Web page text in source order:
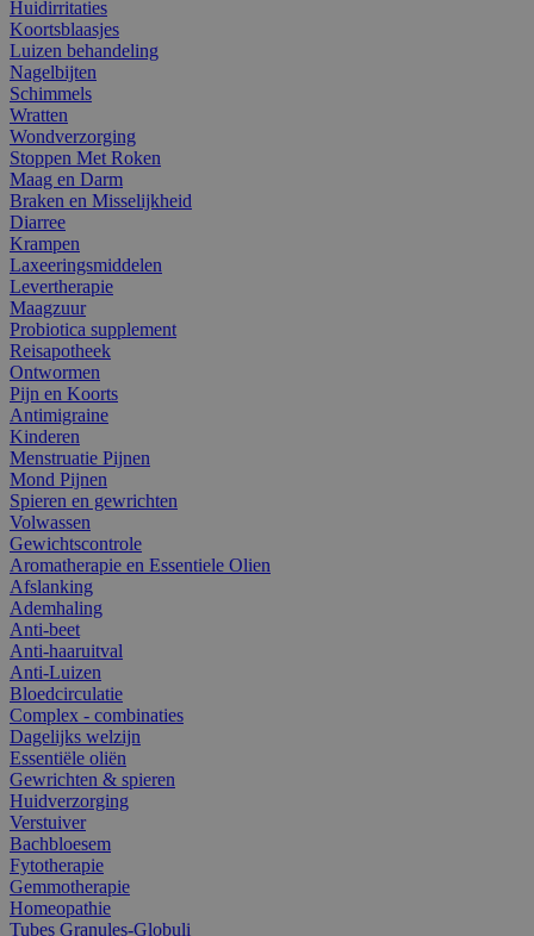
Huidirritaties
Koortsblaasjes
Luizen behandeling
Nagelbijten
Schimmels
Wratten
Wondverzorging
Stoppen Met Roken
Maag en Darm
Braken en Misselijkheid
Diarree
Krampen
Laxeeringsmiddelen
Levertherapie
Maagzuur
Probiotica supplement
Reisapotheek
Ontwormen
Pijn en Koorts
Antimigraine
Kinderen
Menstruatie Pijnen
Mond Pijnen
Spieren en gewrichten
Volwassen
Gewichtscontrole
Aromatherapie en Essentiele Olien
Afslanking
Ademhaling
Anti-beet
Anti-haaruitval
Anti-Luizen
Bloedcirculatie
Complex - combinaties
Dagelijks welzijn
Essentiële oliën
Gewrichten & spieren
Huidverzorging
Verstuiver
Bachbloesem
Fytotherapie
Gemmotherapie
Homeopathie
Tubes Granules-Globuli